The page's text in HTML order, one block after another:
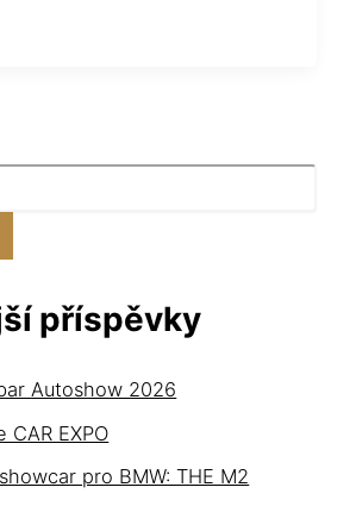
příspěvky
Autoshow 2026
CAR EXPO
pro BMW: THE M2